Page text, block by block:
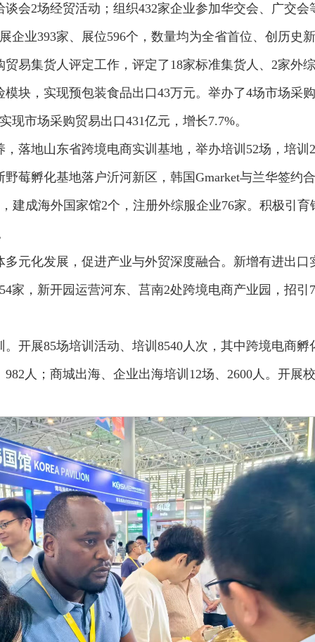
会2场经贸活动；组织432家企业参加华交会、广交
业393家、展位596个，数量均为全省首位、创历史新
易集货人评定工作，评定了18家标准集货人、2家外
块，实现预包装食品出口43万元。举办了4场市场采
现市场采购贸易出口431亿元，增长7.7%。
落地山东省跨境电商实训基地，举办培训52场，培训
莓孵化基地落户沂河新区，韩国Gmarket与兰华签约
建成海外国家馆2个，注册外综服企业76家。积极引
元化发展，促进产业与外贸深度融合。新增有进出口
家，新开园运营河东、莒南2处跨境电商产业园，招
开展85场培训活动、培训8540人次，其中跨境电商
人；商城出海、企业出海培训12场、2600人。开展